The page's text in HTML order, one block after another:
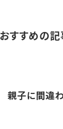
おすすめの記
親子に間違